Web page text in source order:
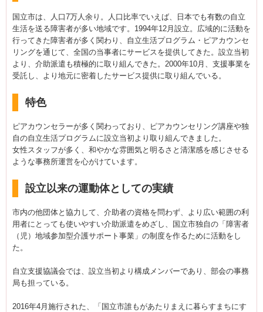
国立市は、人口7万人余り。人口比率でいえば、日本でも有数の自立
生活を送る障害者が多い地域です。1994年12月設立。広域的に活動を
行ってきた障害者が多く関わり、自立生活プログラム・ピアカウンセ
リングを通じて、全国の当事者にサービスを提供してきた。設立当初
より、介助派遣も積極的に取り組んできた。2000年10月、支援事業を
受託し、より地元に密着したサービス提供に取り組んでいる。
特色
ピアカウンセラーが多く関わっており、ピアカウンセリング講座や独
自の自立生活プログラムに設立当初より取り組んできました。
女性スタッフが多く、和やかな雰囲気と明るさと清潔感を感じさせる
ような事務所運営を心がけています。
設立以来の運動体としての実績
市内の他団体と協力して、介助者の資格を問わず、より広い範囲の利
用者にとっても使いやすい介助派遣をめざし、国立市独自の「障害者
（児）地域参加型介護サポート事業」の制度を作るために活動をし
た。
自立支援協議会では、設立当初より構成メンバーであり、部会の事務
局も担っている。
2016年4月施行された、「国立市誰もがあたりまえに暮らすまちにす